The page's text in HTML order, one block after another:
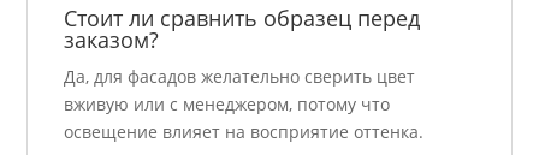
Стоит ли сравнить образец перед
заказом?
Да, для фасадов желательно сверить цвет
вживую или с менеджером, потому что
освещение влияет на восприятие оттенка.